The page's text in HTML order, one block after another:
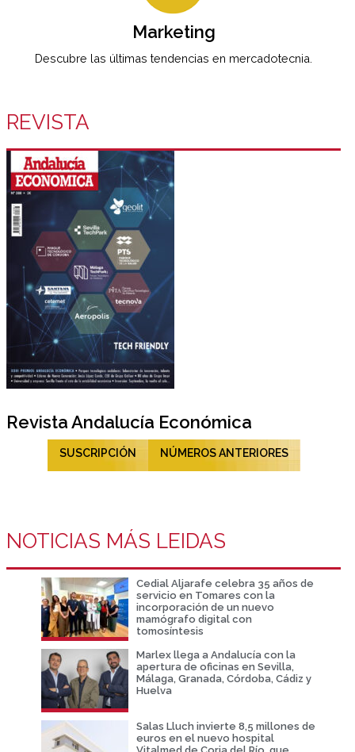
Marketing
Descubre las últimas tendencias en mercadotecnia.
REVISTA
Revista Andalucía Económica
SUSCRIPCIÓN NÚMEROS ANTERIORES
NOTICIAS MÁS LEIDAS
Cedial Aljarafe celebra 35 años de
servicio en Tomares con la
incorporación de un nuevo
mamógrafo digital con
tomosíntesis
Marlex llega a Andalucía con la
apertura de oficinas en Sevilla,
Málaga, Granada, Córdoba, Cádiz y
Huelva
Salas Lluch invierte 8,5 millones de
euros en el nuevo hospital